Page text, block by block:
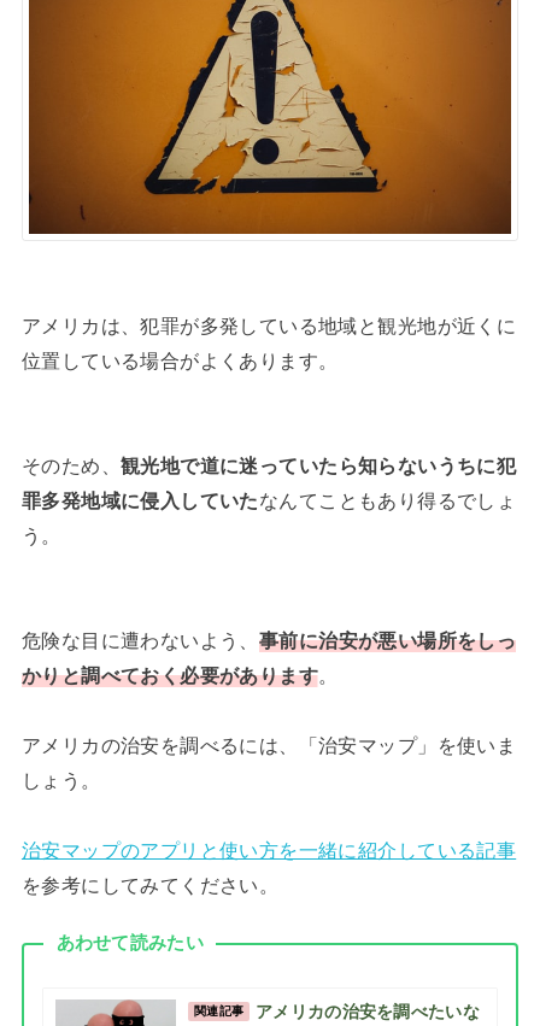
アメリカは、犯罪が多発している地域と観光地が近くに
位置している場合がよくあります。
そのため、 観光地で道に迷っていたら知らないうちに犯
罪多発地域に侵入していたなんてこともあり得るでしょ
う。
危険な目に遭わないよう、 事前に治安が悪い場所をしっ
かりと調べておく必要があります。
アメリカの治安を調べるには、「治安マップ」を使いま
しょう。
治安マップのアプリと使い方を一緒に紹介している記事
を参考にしてみてください。
あわせて読みたい
関連記事 アメリカの治安を調べたいな